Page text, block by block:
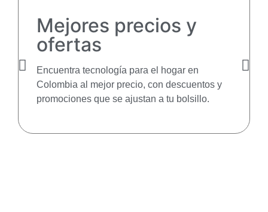
Mejores precios y
ofertas
Encuentra tecnología para el hogar en
Colombia al mejor precio, con descuentos y
promociones que se ajustan a tu bolsillo.